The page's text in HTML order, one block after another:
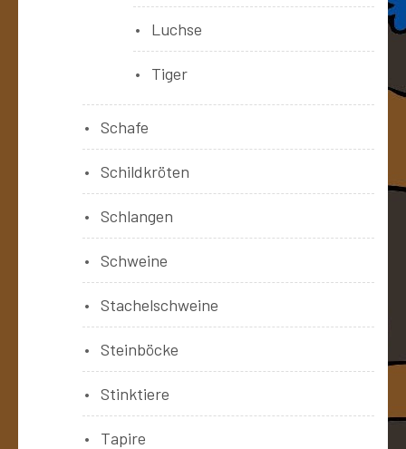
Luchse
Tiger
Schafe
Schildkröten
Schlangen
Schweine
Stachelschweine
Steinböcke
Stinktiere
Tapire